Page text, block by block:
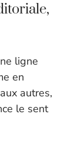
ligne
en
autres,
le sent